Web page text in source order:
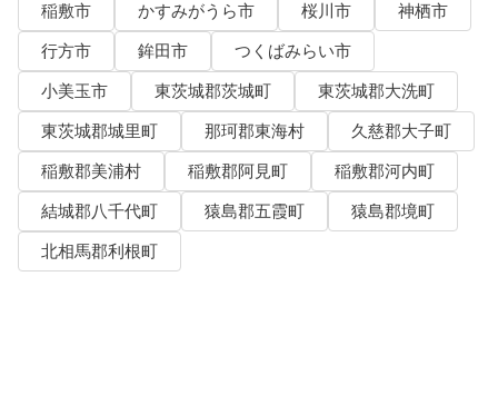
稲敷市
かすみがうら市 桜川市
神栖市
行方市
鉾田市
つくばみらい市
小美玉市
東茨城郡茨城町
東茨城郡大洗町
東茨城郡城里町
那珂郡東海村
久慈郡大子町
稲敷郡美浦村
稲敷郡阿見町
稲敷郡河内町
結城郡八千代町
猿島郡五霞町
猿島郡境町
北相馬郡利根町